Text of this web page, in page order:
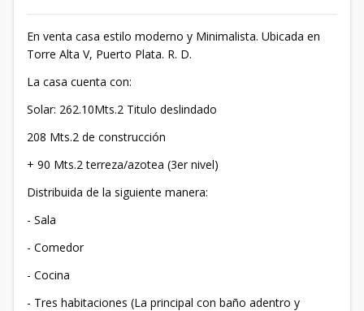
En venta casa estilo moderno y Minimalista. Ubicada en
Torre Alta V, Puerto Plata. R. D.
La casa cuenta con:
Solar: 262.10Mts.2 Titulo deslindado
208 Mts.2 de construcción
+ 90 Mts.2 terreza/azotea (3er nivel)
Distribuida de la siguiente manera:
- Sala
- Comedor
- Cocina
- Tres habitaciones (La principal con baño adentro y